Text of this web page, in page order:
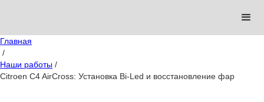
Главная
/
Наши работы /
Citroen C4 AirCross: Установка Bi-Led и восстановление фар